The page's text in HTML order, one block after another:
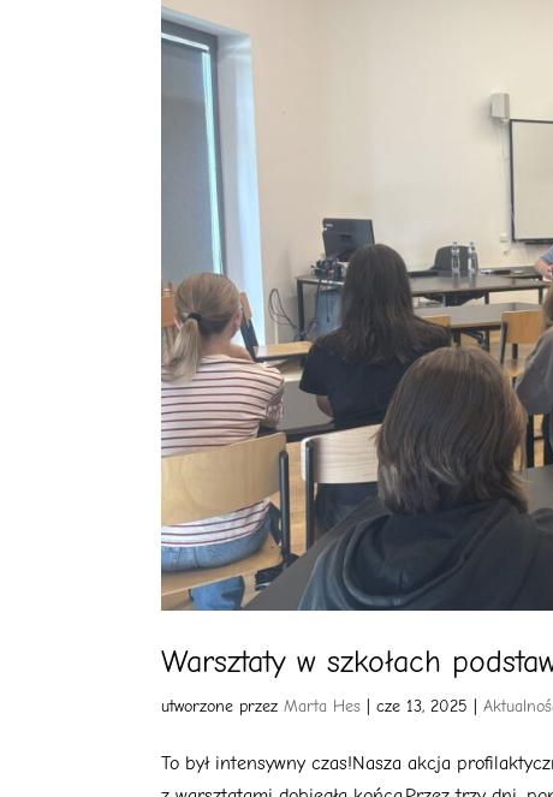
Warsztaty w szkołach
utworzone przezMarta Hes |cze 13, 2025 |
To był intensywny czas!Nasza akcja